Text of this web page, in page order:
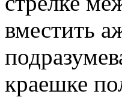
вместить
краешке